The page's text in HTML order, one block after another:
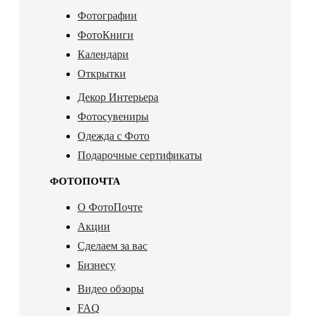
Фотографии
ФотоКниги
Календари
Открытки
Декор Интерьера
Фотосувениры
Одежда с Фото
Подарочные сертификаты
ФОТОПОЧТА
О ФотоПочте
Акции
Сделаем за вас
Бизнесу
Видео обзоры
FAQ